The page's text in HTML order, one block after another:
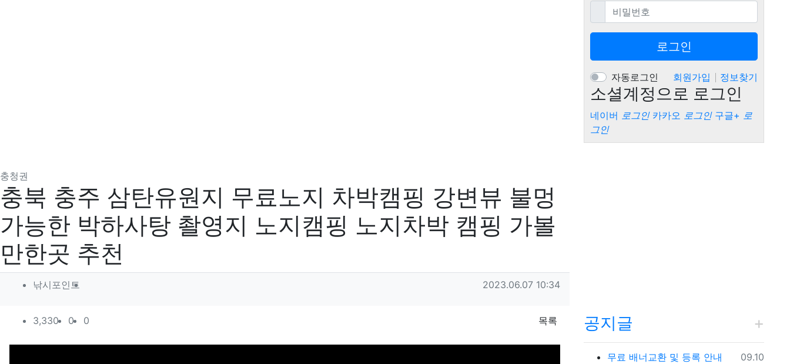
충청권
충북 충주 삼탄유원지 무료노지 차박캠핑 강변뷰 불멍
가능한 박하사탕 촬영지 노지캠핑 노지차박 캠핑 가볼
만한곳 추천
작성자 정보
낚시포인트 작성일
2023.06.07 10:34
컨텐츠 정보
3,330조회
0추천
0 목록
비밀번호필수
로그인
자동로그인 회원가입 정보찾기
소셜계정으로 로그인
네이버 로그인 카카오 로그인 구글+ 로
그인
공지글
등록일
09.10
무료 배너교환 및 등록 안내